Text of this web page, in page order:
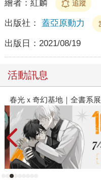
繪者： 紅麟 追蹤
出版社： 蓋亞原動力
出版日： 2021/08/19
活動訊息
春光ｘ奇幻基地｜全書系展